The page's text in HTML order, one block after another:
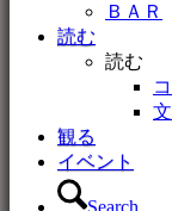
ＢＡＲ
読む
読む
観る
イベント
Search